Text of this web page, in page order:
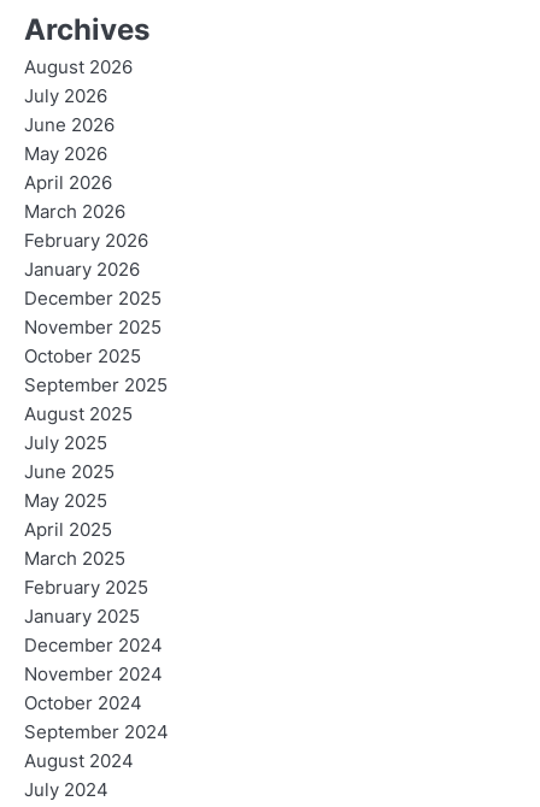
Archives
August 2026
July 2026
June 2026
May 2026
April 2026
March 2026
February 2026
January 2026
December 2025
November 2025
October 2025
September 2025
August 2025
July 2025
June 2025
May 2025
April 2025
March 2025
February 2025
January 2025
December 2024
November 2024
October 2024
September 2024
August 2024
July 2024